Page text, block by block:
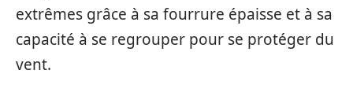
extrêmes grâce à sa fourrure épaisse et à sa
capacité à se regrouper pour se protéger du
vent.